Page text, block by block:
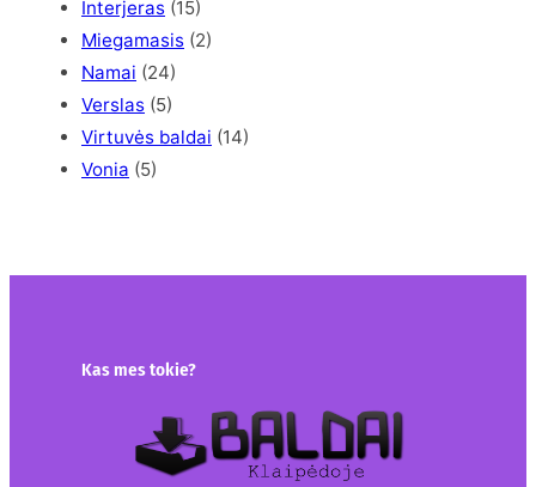
Interjeras (15)
Miegamasis (2)
Namai (24)
Verslas (5)
Virtuvės baldai (14)
Vonia (5)
Kas mes tokie?